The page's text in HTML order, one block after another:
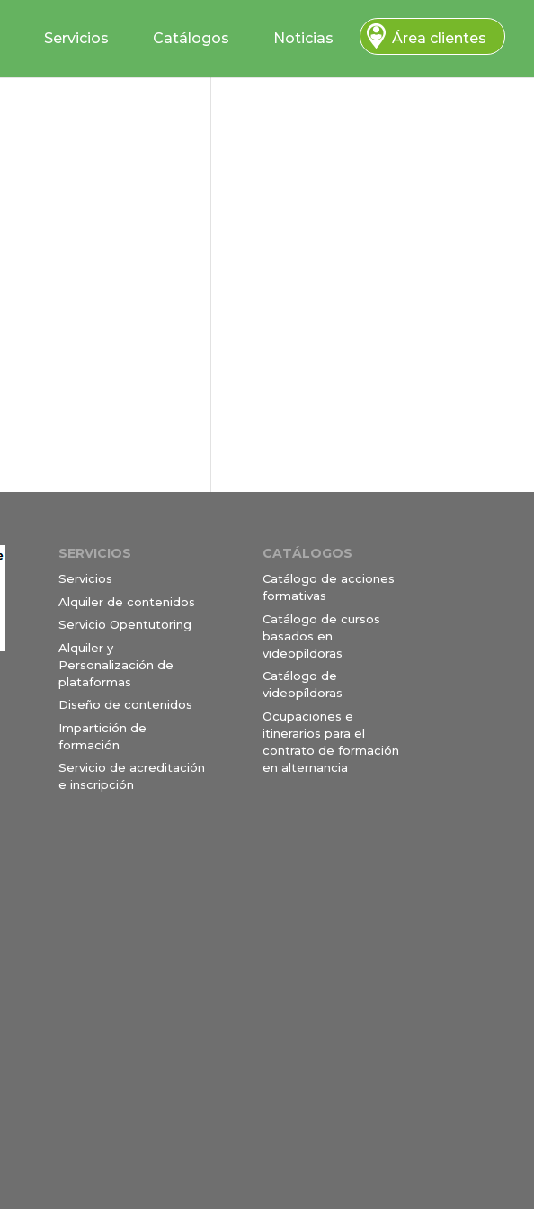
Servicios Catálogos Noticias Área clientes
SERVICIOS
Servicios
Alquiler de contenidos
Servicio Opentutoring
Alquiler y
Personalización de
plataformas
Diseño de contenidos
Impartición de
formación
Servicio de acreditación
e inscripción
CATÁLOGOS
Catálogo de acciones
formativas
Catálogo de cursos
basados en
videopíldoras
Catálogo de
videopíldoras
Ocupaciones e
itinerarios para el
contrato de formación
en alternancia